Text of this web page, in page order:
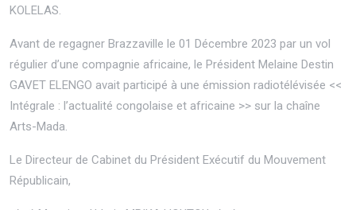
KOLELAS.
Avant de regagner Brazzaville le 01 Décembre 2023 par un vol
régulier d’une compagnie africaine, le Président Melaine Destin
GAVET ELENGO avait participé à une émission radiotélévisée <<
Intégrale : l’actualité congolaise et africaine >> sur la chaîne
Arts-Mada.
Le Directeur de Cabinet du Président Exécutif du Mouvement
Républicain,